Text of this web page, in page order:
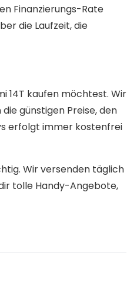
Finanzierungs-Rate
die Laufzeit, die
14T kaufen möchtest. Wir
günstigen Preise, den
erfolgt immer kostenfrei
Wir versenden täglich
tolle Handy-Angebote,